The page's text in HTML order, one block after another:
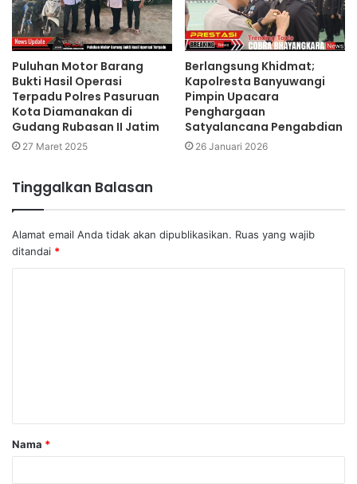
Puluhan Motor Barang
Bukti Hasil Operasi
Terpadu Polres Pasuruan
Kota Diamanakan di
Gudang Rubasan II Jatim
27 Maret 2025
Berlangsung Khidmat;
Kapolresta Banyuwangi
Pimpin Upacara
Penghargaan
Satyalancana Pengabdian
26 Januari 2026
Tinggalkan Balasan
Alamat email Anda tidak akan dipublikasikan. Ruas yang wajib
ditandai *
a
r
Nama *